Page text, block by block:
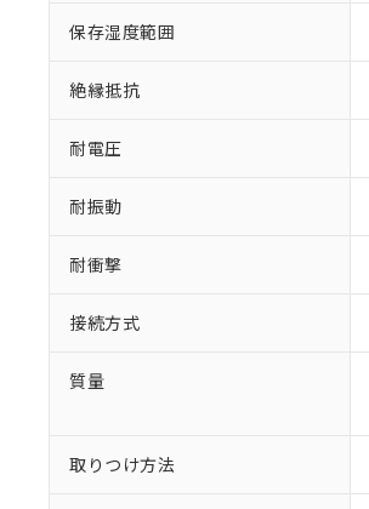
保存湿度範囲
絶縁抵抗
耐電圧
耐振動
耐衝撃
接続方式
質量
取りつけ方法